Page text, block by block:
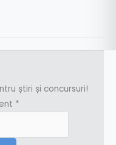
știri și concursuri!
*